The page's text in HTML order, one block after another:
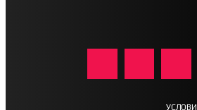
УСЛОВИ